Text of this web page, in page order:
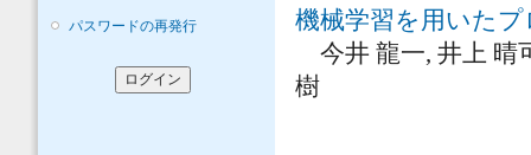
パスワードの再発行
機械学習を用いた
今井 龍一, 井上 晴
樹